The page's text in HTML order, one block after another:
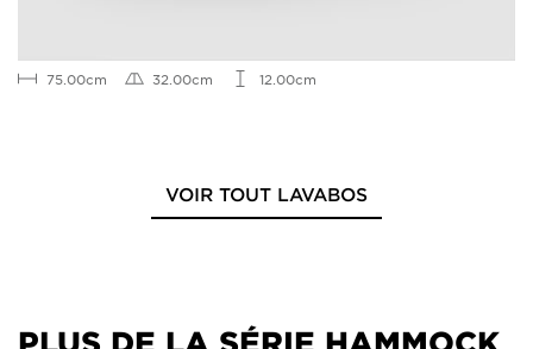
75.00cm 32.00cm 12.00cm
VOIR TOUT LAVABOS